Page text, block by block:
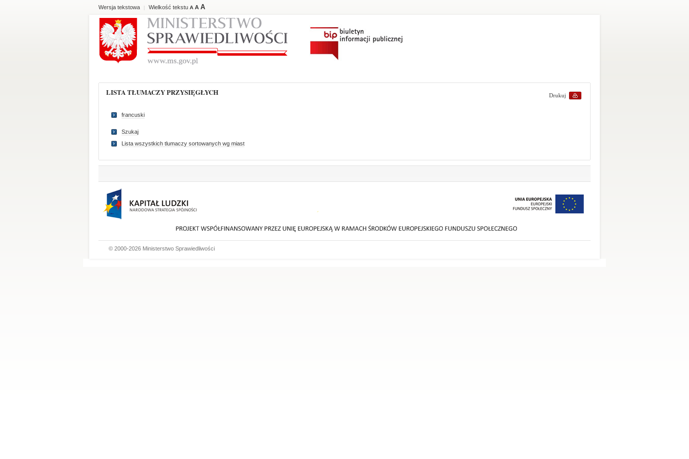
Wersja tekstowa | Wielkość tekstu A A A
Drukuj
LISTA TŁUMACZY PRZYSIĘGŁYCH
francuski
Szukaj
Lista wszystkich tlumaczy sortowanych wg miast
© 2000-2026 Ministerstwo Sprawiedliwości